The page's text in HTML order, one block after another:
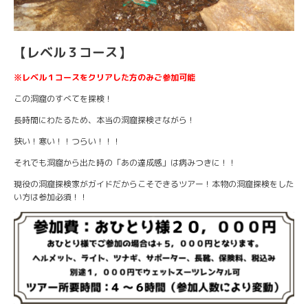
【レベル３コース】
※レベル１コースをクリアした方のみご参加可能
この洞窟のすべてを探検！
長時間にわたるため、本当の洞窟探検さながら！
狭い！寒い！！つらい！！！
それでも洞窟から出た時の「あの達成感」は病みつきに！！
現役の洞窟探検家がガイドだからこそできるツアー！本物の洞窟探検をした
い方は参加必須！！